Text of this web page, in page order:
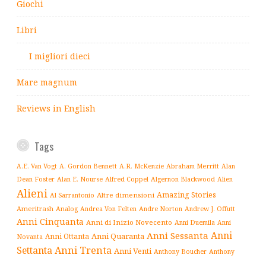
Giochi
Libri
I migliori dieci
Mare magnum
Reviews in English
Tags
A.E. Van Vogt A. Gordon Bennett A.R. McKenzie Abraham Merritt Alan
Dean Foster Alan E. Nourse Alfred Coppel Algernon Blackwood Alien
Alieni Al Sarrantonio Altre dimensioni Amazing Stories
Ameritrash Analog Andrea Von Felten Andre Norton Andrew J. Offutt
Anni Cinquanta Anni di Inizio Novecento Anni Duemila Anni
Novanta Anni Ottanta Anni Quaranta Anni Sessanta Anni
SettantaAnni Trenta Anni Venti Anthony Boucher Anthony